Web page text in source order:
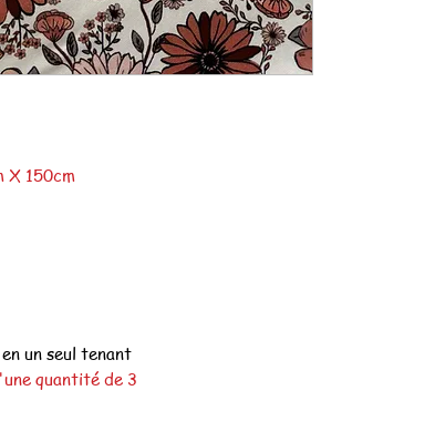
X 150cm
un seul tenant
quantité de 3